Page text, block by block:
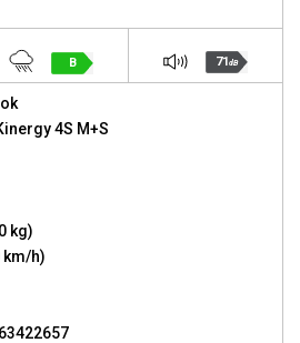
B 71dB
4S M+S
kg)
km/h)